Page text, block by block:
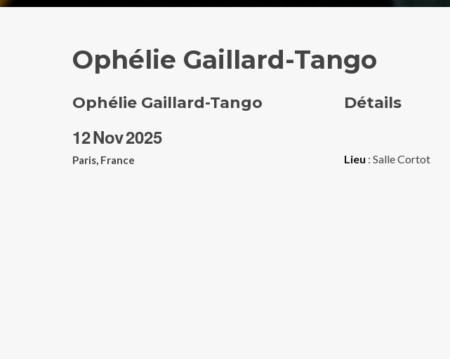
Ophélie Gaillard-Tango
Ophélie Gaillard-Tango
12Nov2025
Paris, France
Détails
Lieu : Salle Cortot